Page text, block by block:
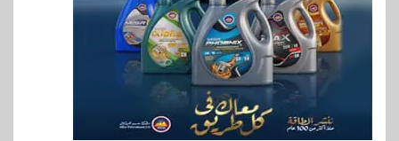
9 اقتصاد
إي اف چي فاينانس تستعرض
خطط نمو «بلد» لتعزيز حضورها
في سوق تحويلات المصريين
بالخارج